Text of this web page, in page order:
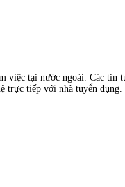
tại nước ngoài. Các tin
tiếp với nhà tuyển dụng.